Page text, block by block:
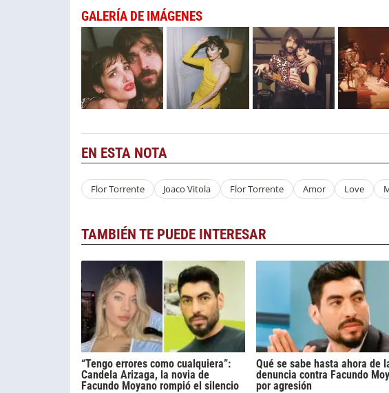
GALERÍA DE IMÁGENES
EN ESTA NOTA
Flor Torrente Joaco Vitola Flor Torrente Amor Love
TAMBIÉN TE PUEDE INTERESAR
“Tengo errores como cualquiera”:
Candela Arizaga, la novia de
Facundo Moyano rompió el silencio
Qué se sabe hasta ahora de
denuncia contra Facundo
por agresión